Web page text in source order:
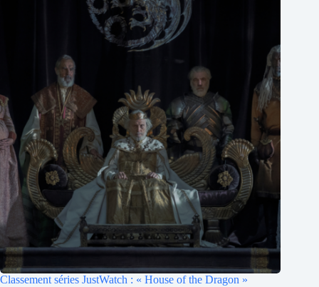
Classement séries JustWatch : « House of the Dragon »